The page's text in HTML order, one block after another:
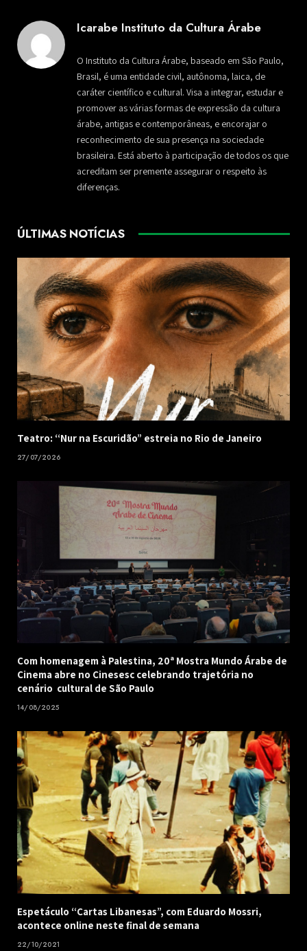
Icarabe Instituto da Cultura Árabe
O Instituto da Cultura Árabe, baseado em São Paulo,
Brasil, é uma entidade civil, autônoma, laica, de
caráter científico e cultural. Visa a integrar, estudar e
promover as várias formas de expressão da cultura
árabe, antigas e contemporâneas, e encorajar o
reconhecimento de sua presença na sociedade
brasileira. Está aberto à participação de todos os que
acreditam ser premente assegurar o respeito às
diferenças.
ÚLTIMAS NOTÍCIAS
Teatro: “Nur na Escuridão” estreia no Rio de Janeiro
27/07/2026
Com homenagem à Palestina, 20ª Mostra Mundo Árabe de
Cinema abre no Cinesesc celebrando trajetória no
cenário cultural de São Paulo
14/08/2025
Espetáculo “Cartas Libanesas”, com Eduardo Mossri,
acontece online neste final de semana
22/10/2021